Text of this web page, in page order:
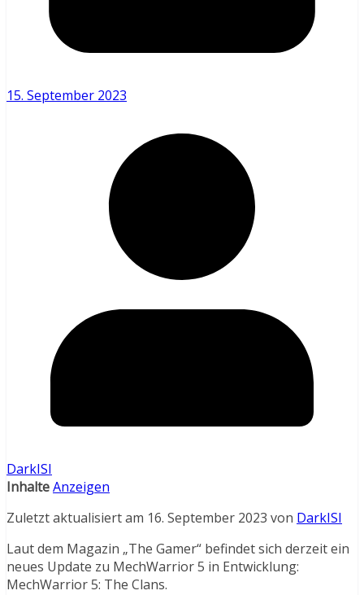
15. September 2023
DarkISI
InhalteAnzeigen
Zuletzt aktualisiert am 16. September 2023 von DarkISI
Laut dem Magazin „The Gamer“ befindet sich derzeit ein
neues Update zu MechWarrior 5 in Entwicklung:
MechWarrior 5: The Clans.